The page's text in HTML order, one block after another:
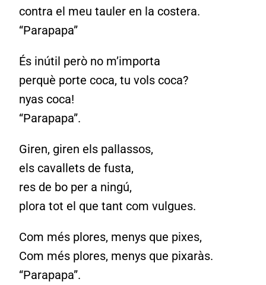
contra el meu tauler en la costera.
“Parapapa”
És inútil però no m’importa
perquè porte coca, tu vols coca?
nyas coca!
“Parapapa”.
Giren, giren els pallassos,
els cavallets de fusta,
res de bo per a ningú,
plora tot el que tant com vulgues.
Com més plores, menys que pixes,
Com més plores, menys que pixaràs.
“Parapapa”.